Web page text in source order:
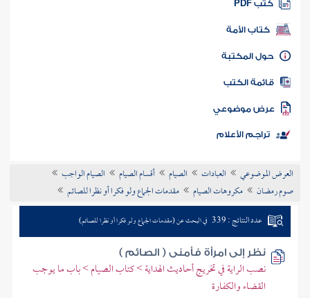
كتب PDF
كتاب الأمة
المكتبة
الكتب
موضوعي
تراجم الأعلام
العرض الموضوعي العبادات الصيام أقسام الصيام
الصيام الواجب
صوم رمضان
مكروهات الصيام مقدمات الجماع ولو فكرا أو نظرا للصائم
عدد النتائج : 339 في البحث عن (مقدمات الجماع ولو فكرا أو نظرا للصائم)
نظر إلى امرأة فأمنى ( الصائم )
نصب الراية في تخريج أحاديث الهداية > كتاب الصيام > باب ما يوجب
القضاء والكفارة